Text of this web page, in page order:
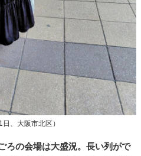
、大阪市北区）
ろの会場は大盛況。長い列がで